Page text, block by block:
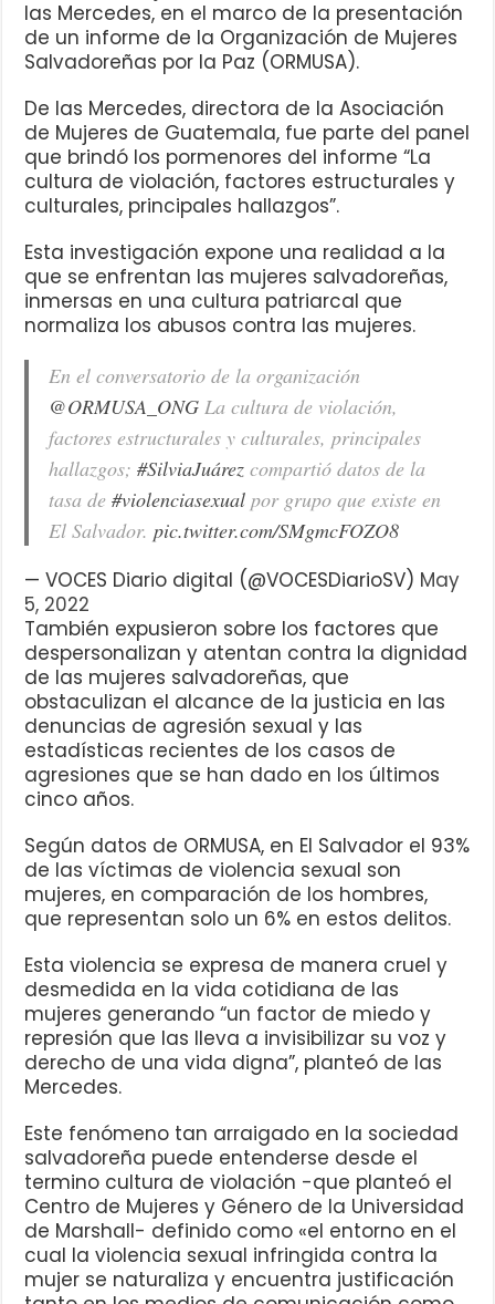
las Mercedes, en el marco de la presentación
de un informe de la Organización de Mujeres
Salvadoreñas por la Paz (ORMUSA).
De las Mercedes, directora de la Asociación
de Mujeres de Guatemala, fue parte del panel
que brindó los pormenores del informe “La
cultura de violación, factores estructurales y
culturales, principales hallazgos”.
Esta investigación expone una realidad a la
que se enfrentan las mujeres salvadoreñas,
inmersas en una cultura patriarcal que
normaliza los abusos contra las mujeres.
En el conversatorio de la organización
@ORMUSA_ONG La cultura de violación,
factores estructurales y culturales, principales
hallazgos;#SilviaJuárez compartió datos de la
tasa de#violenciasexual por grupo que existe en
El Salvador.pic.twitter.com/SMgmcFOZO8
— VOCES Diario digital (@VOCESDiarioSV) May
5, 2022
También expusieron sobre los factores que
despersonalizan y atentan contra la dignidad
de las mujeres salvadoreñas, que
obstaculizan el alcance de la justicia en las
denuncias de agresión sexual y las
estadísticas recientes de los casos de
agresiones que se han dado en los últimos
cinco años.
Según datos de ORMUSA, en El Salvador el 93%
de las víctimas de violencia sexual son
mujeres, en comparación de los hombres,
que representan solo un 6% en estos delitos.
Esta violencia se expresa de manera cruel y
desmedida en la vida cotidiana de las
mujeres generando “un factor de miedo y
represión que las lleva a invisibilizar su voz y
derecho de una vida digna”, planteó de las
Mercedes.
Este fenómeno tan arraigado en la sociedad
salvadoreña puede entenderse desde el
termino cultura de violación -que planteó el
Centro de Mujeres y Género de la Universidad
de Marshall- definido como «el entorno en el
cual la violencia sexual infringida contra la
mujer se naturaliza y encuentra justificación